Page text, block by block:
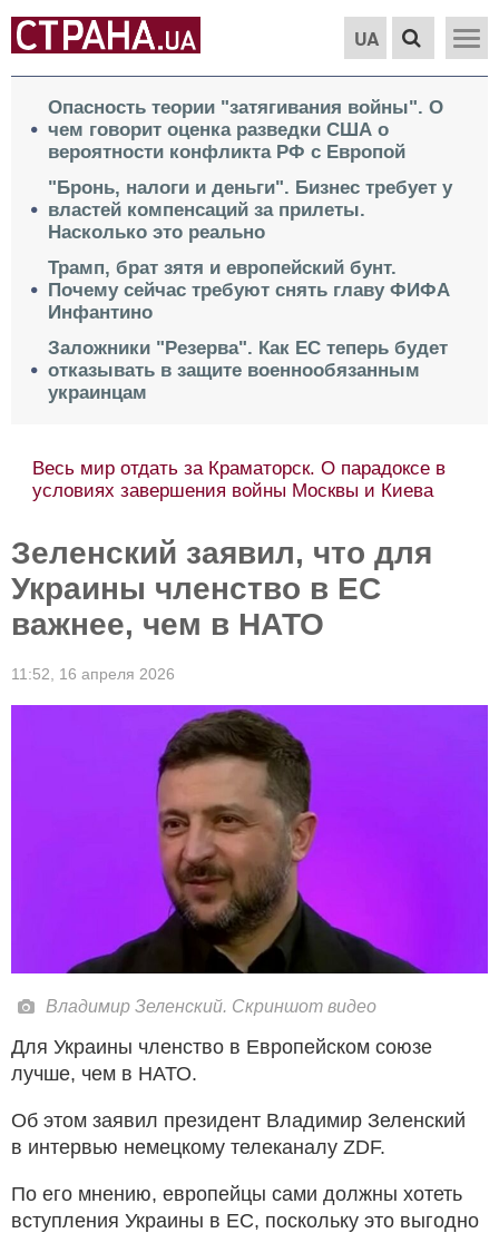
UA
Опасность теории "затягивания войны". О
чем говорит оценка разведки США о
вероятности конфликта РФ с Европой
"Бронь, налоги и деньги". Бизнес требует у
властей компенсаций за прилеты.
Насколько это реально
Трамп, брат зятя и европейский бунт.
Почему сейчас требуют снять главу ФИФА
Инфантино
Заложники "Резерва". Как ЕС теперь будет
отказывать в защите военнообязанным
украинцам
Весь мир отдать за Краматорск. О парадоксе в
условиях завершения войны Москвы и Киева
Зеленский заявил, что для
Украины членство в ЕС
важнее, чем в НАТО
11:52, 16 апреля 2026
Владимир Зеленский. Скриншот видео
Для Украины членство в Европейском союзе
лучше, чем в НАТО.
Об этом заявил президент Владимир Зеленский
в интервью немецкому телеканалу ZDF.
По его мнению, европейцы сами должны хотеть
вступления Украины в ЕС, поскольку это выгодно